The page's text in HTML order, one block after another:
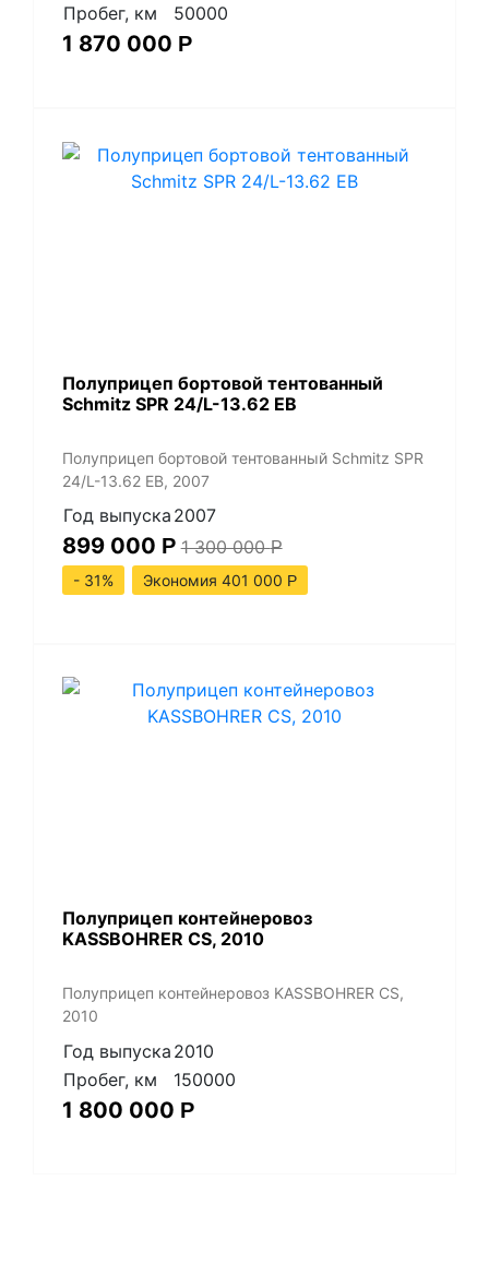
Пробег, км
50000
1 870 000 Р
Полуприцеп бортовой тентованный
Schmitz SPR 24/L-13.62 EB
Полуприцеп бортовой тентованный Schmitz SPR
24/L-13.62 EB, 2007
Год выпуска 2007
899 000 Р 1 300 000Р
- 31%
Экономия 401 000 Р
Полуприцеп контейнеровоз
KASSBOHRER CS, 2010
Полуприцеп контейнеровоз KASSBOHRER CS,
2010
Год выпуска 2010
Пробег, км
150000
1 800 000 Р